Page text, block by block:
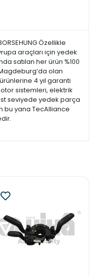
Özellikle
araçları için yedek
satılan her ürün %100
olan
4 yıl garanti
sistemleri, elektrik
seviyede yedek parça
bu yana TecAlliance